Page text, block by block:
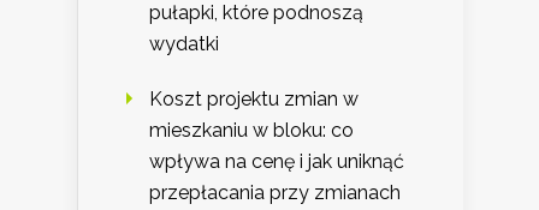
pułapki, które podnoszą
wydatki
Koszt projektu zmian w
mieszkaniu w bloku: co
wpływa na cenę i jak uniknąć
przepłacania przy zmianach